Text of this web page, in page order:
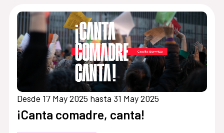
Desde 17 May 2025 hasta 31 May 2025
¡Canta comadre, canta!